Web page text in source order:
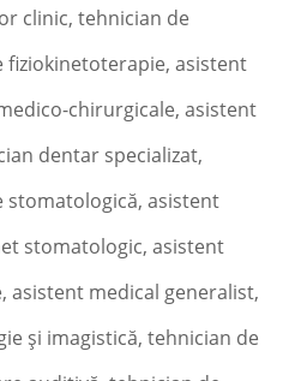
clinic, tehnician de
fiziokinetoterapie, asistent
chirurgicale, asistent
dentar specializat,
stomatologică, asistent
stomatologic, asistent
asistent medical generalist,
şi imagistică, tehnician de